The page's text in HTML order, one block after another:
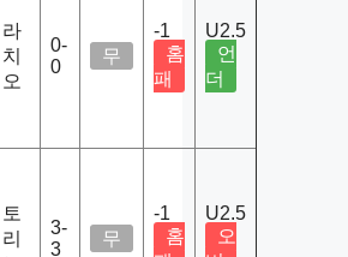
라
치
오
0-
0
무
-1
홈
패
U2.5
언
더
토
리
3-
3
무
-1
홈
U2.5
오